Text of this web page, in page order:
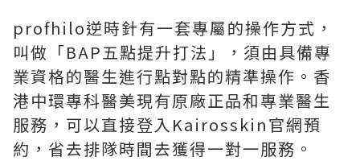
profhilo逆時針有一套專屬的操作方式，
叫做「BAP五點提升打法」，須由具備專
業資格的醫生進行點對點的精準操作。香
港中環專科醫美現有原廠正品和專業醫生
服務，可以直接登入Kairosskin官網預
約，省去排隊時間去獲得一對一服務。